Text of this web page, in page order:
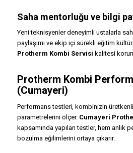
Saha mentorluğu ve bilgi
Yeni teknisyenler deneyimli ustalarla
paylaşımı ve ekip içi sürekli eğitim
Protherm Kombi Servisi kalitesi
Protherm Kombi
(Cumayeri)
Performans testleri, kombinizin
parametrelerini ölçer. Cumayeri
kapsamında yapılan testler, hem anlık
bozulma eğilimlerini ortaya çıkarır.